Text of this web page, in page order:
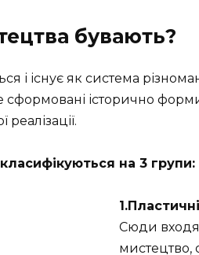
бувають?
і існує як система
історично форми
на 3 групи:
Сюди
мистецтво,